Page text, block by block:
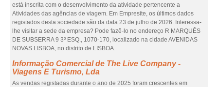
está inscrita com o desenvolvimento da atividade pertencente a
Atividades das agências de viagem. Em Empresite, os últimos dados
registados desta sociedade são da data 23 de julho de 2026. Interessa-
lhe visitar a sede da empresa? Pode fazê-lo no endereço R MARQUÊS
DE SUBSERRA 9 3º ESQ., 1070-170, localizado na cidade AVENIDAS
NOVAS LISBOA, no distrito de LISBOA.
Informação Comercial de The Live Company -
Viagens E Turismo, Lda
As vendas registadas durante o ano de 2025 foram crescentes em